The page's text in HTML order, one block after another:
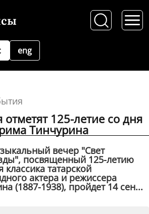
eng
отметят 125-летие со дня
Тинчурина
вечер "Свет
посвященный 125-летию
татарской
актера и режиссера
(1887-1938), пройдет 14 сен...